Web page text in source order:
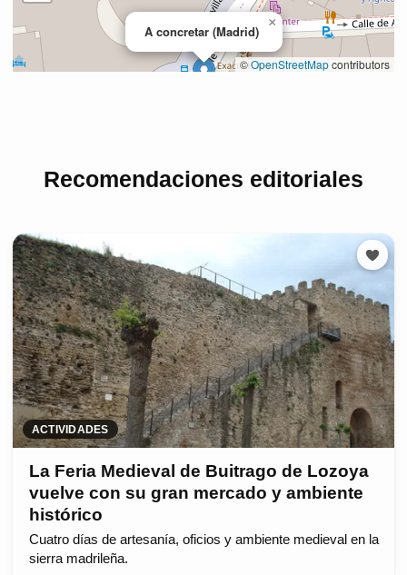
Recomendaciones editoriales
ACTIVIDADES
La Feria Medieval de Buitrago de Lozoya
vuelve con su gran mercado y ambiente
histórico
Cuatro días de artesanía, oficios y ambiente medieval en la
sierra madrileña.